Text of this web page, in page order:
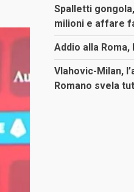
Spalletti
milioni e affare
Addio alla Roma,
Vlahovic-Milan,
Romano svela